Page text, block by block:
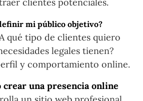
mi público objetivo?
qué tipo de clientes quiero
legales tienen?
y comportamiento online.
crear una presencia online